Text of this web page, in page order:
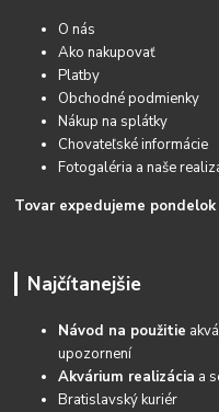
O nás
Ako nakupovať
Platby
Obchodné podmienky
Nákup na splátky
Chovateľské informácie
Fotogaléria a naše
Tovar expedujeme
Najčítanejšie
Návod na použitie
upozornení
Akvárium realizácia a
Bratislavský kuriér